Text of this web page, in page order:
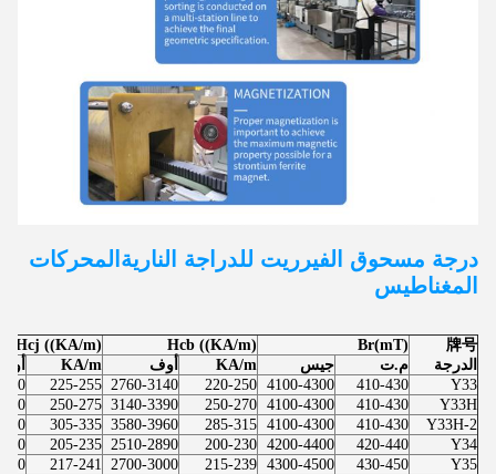
درجة مسحوق الفيرريت للدراجة النارية المحركات
المغناطيس
牌号
الدرجة
Br(mT)
Hcb ((KA/m)
Hcj ((KA/m)
م.ت
جيس KA/m أوف KA/m
Y33
410-430
4100-4300
220-250
2760-3140
225-255
Y33H
410-430
4100-4300
250-270
3140-3390
250-275
Y33H-2
410-430
4100-4300
285-315
3580-3960
305-335
Y34
420-440
4200-4400
200-230
2510-2890
205-235
Y35
430-450
4300-4500
215-239
2700-3000
217-241